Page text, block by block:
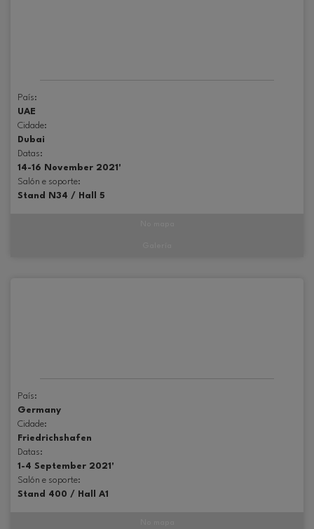
País:
UAE
Cidade:
Dubai
Datas:
14-16 November 2021'
Salón e soporte:
Stand N34 / Hall 5
País:
Germany
Cidade:
Friedrichshafen
Datas:
1-4 September 2021'
Salón e soporte:
Stand 400 / Hall A1